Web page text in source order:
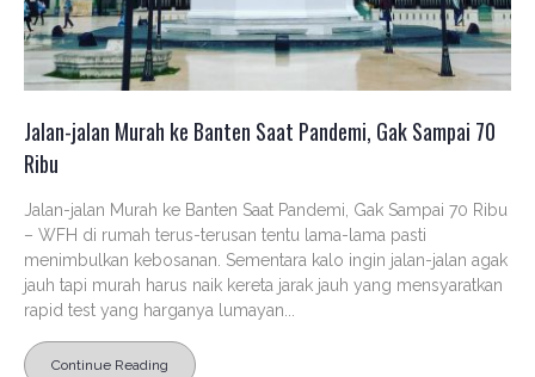
Jalan-jalan Murah ke Banten Saat Pandemi, Gak Sampai 70
Ribu
Jalan-jalan Murah ke Banten Saat Pandemi, Gak Sampai 70 Ribu
– WFH di rumah terus-terusan tentu lama-lama pasti
menimbulkan kebosanan. Sementara kalo ingin jalan-jalan agak
jauh tapi murah harus naik kereta jarak jauh yang mensyaratkan
rapid test yang harganya lumayan...
Continue Reading